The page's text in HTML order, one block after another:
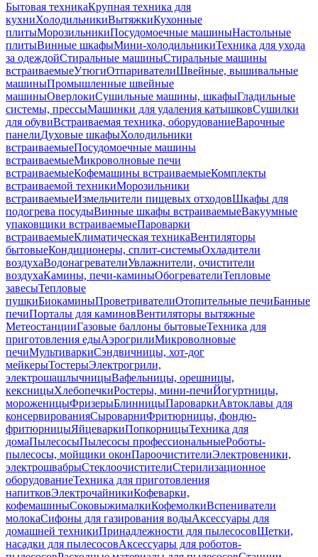
Бытовая техникаКрупная техника для
кухниХолодильникиВытяжкиКухонные
плитыМорозильникиПосудомоечные машиныНастольные
плитыВинные шкафыМини-холодильникиТехника для ухода
за одеждойСтиральные машиныСтиральные машины
встраиваемыеУтюгиОтпаривателиШвейные, вышивальные
машиныПромышленные швейные
машиныОверлокиСушильные машины, шкафыГладильные
системы, прессыМашинки для удаления катышковСушилки
для обувиВстраиваемая техника, оборудованиеВарочные
панелиДуховые шкафыХолодильники
встраиваемыеПосудомоечные машины
встраиваемыеМикроволновые печи
встраиваемыеКофемашины встраиваемыеКомплекты
встраиваемой техникиМорозильники
встраиваемыеИзмельчители пищевых отходовШкафы для
подогрева посудыВинные шкафы встраиваемыеВакуумные
упаковщики встраиваемыеПароварки
встраиваемыеКлиматическая техникаВентиляторы
бытовыеКондиционеры, сплит-системыОхладители
воздухаВодонагревателиУвлажнители, очистители
воздухаКамины, печи-каминыОбогревателиТепловые
завесыТепловые
пушкиБиокаминыПроветривателиОтопительные печиБанные
печиПорталы для каминовВентиляторы вытяжные
МетеостанцииГазовые баллоны бытовыеТехника для
приготовления едыАэрогрилиМикроволновые
печиМультиваркиСэндвичницы, хот-дог
мейкерыТостерыЭлектрогрили,
электрошашлычницыВафельницы, орешницы,
кексницыХлебопечкиРостеры, мини-печиЙогуртницы,
мороженицыФризерыБлинницыПароваркиАвтоклавы для
консервированияСыроварниФритюрницы, фондю-
фритюрницыЯйцеваркиПопкорницыТехника для
домаПылесосыПылесосы профессиональныеРоботы-
пылесосы, мойщики оконПароочистителиЭлектровеники,
электрошвабрыСтеклоочистителиСтерилизационное
оборудованиеТехника для приготовления
напитковЭлектрочайникиКофеварки,
кофемашиныСоковыжималкиКофемолкиВспениватели
молокаСифоны для газирования водыАксессуары для
домашней техникиПринадлежности для пылесосовЩетки,
насадки для пылесосовАксессуары для роботов-